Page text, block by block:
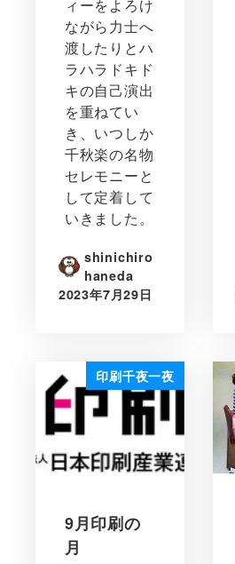
ィーをよろけ
ながら力士へ
渡したりとハ
ラハラドキド
キの自己演出
を重ねてい
き、いつしか
千秋楽の名物
セレモニーと
して定着して
いきました。
shinichiro
haneda
2023年7月29日
印刷千夜一夜
9月印刷の
月